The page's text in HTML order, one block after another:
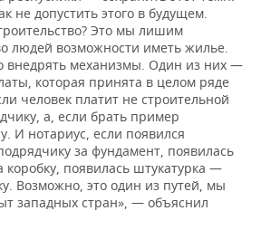
не допустить этого в будущем.
Это мы лишим
людей возможности иметь жилье.
внедрять механизмы. Один из них —
которая принята в целом ряде
человек платит не строительной
а, если брать пример
И нотариус, если появился
за фундамент, появилась
коробку, появилась штукатурка —
Возможно, это один из путей, мы
западных стран», — объяснил